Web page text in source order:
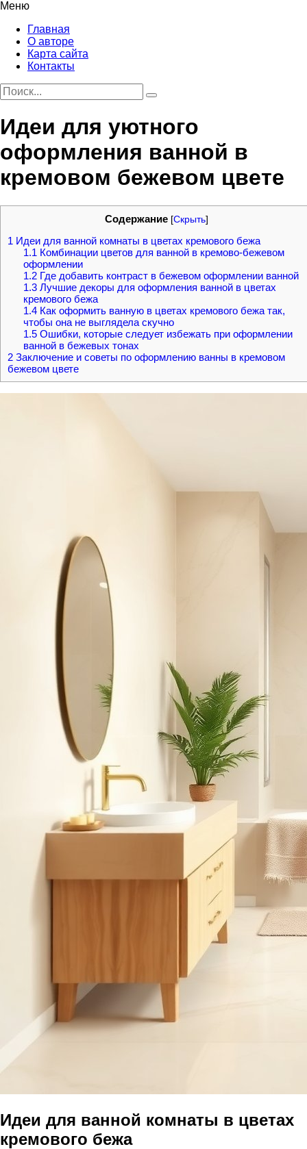
Меню
Главная
О авторе
Карта сайта
Контакты
Идеи для уютного
оформления ванной в
кремовом бежевом цвете
Содержание [Скрыть]
1 Идеи для ванной комнаты в цветах кремового бежа
1.1 Комбинации цветов для ванной в кремово-бежевом
оформлении
1.2Где добавить контраст в бежевом оформлении ванной
1.3Лучшие декоры для оформления ванной в цветах
кремового бежа
1.4Как оформить ванную в цветах кремового бежа так,
чтобы она не выглядела скучно
1.5Ошибки, которые следует избежать при оформлении
ванной в бежевых тонах
2 Заключение и советы по оформлению ванны в кремовом
бежевом цвете
Идеи для ванной комнаты в цветах
кремового бежа